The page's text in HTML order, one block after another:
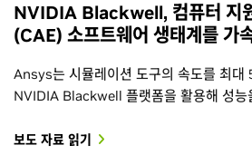
NVIDIA Blackwell, 컴퓨터 지
(CAE) 소프트웨어 생태계를 가
Ansys는 시뮬레이션 도구의 속도를 최대
NVIDIA Blackwell 플랫폼을 활용해 성능
보도 자료 읽기